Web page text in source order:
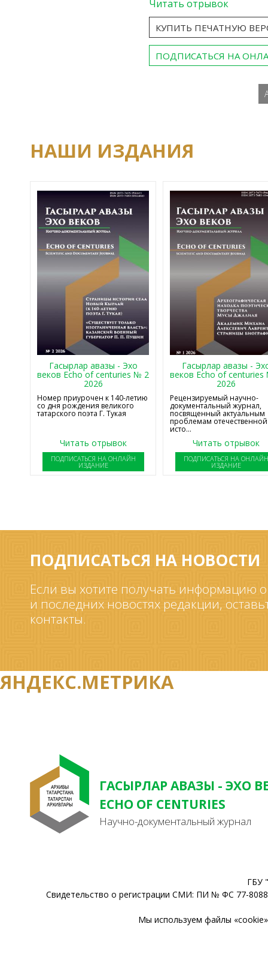
Читать отрывок
КУПИТЬ ПЕЧАТНУЮ
ПОДПИСАТЬСЯ НА
НАШИ ИЗДАНИЯ
Гасырлар авазы - Эхо
веков Echo of centuries № 2
2026
Номер приурочен к 140-летию
со дня рождения великого
татарского поэта Г. Тукая
Читать отрывок
ПОДПИСАТЬСЯ НА ОНЛАЙН
ИЗДАНИЕ
Гасырлар авазы -
веков Echo of
2026
Рецензируемый научно-
документальный журнал,
посвященный актуальным
проблемам отечественной
исто...
Читать отрывок
ПОДПИСАТЬСЯ НА
ИЗДАНИЕ
ПОДПИСАТЬСЯ НА НОВОСТИ
Если вы хотите получать информацию
и последних новостях редакции,
контакты.
ЯНДЕКС.МЕТРИКА
ГАСЫРЛАР АВАЗЫ - ЭХО
ECHO OF CENTURIES
Научно-документальный журнал
ГБУ
Свидетельство о регистрации СМИ: ПИ № ФС 77-
Мы используем файлы «cookie»